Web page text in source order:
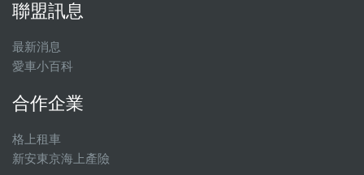
聯盟訊息
最新消息
愛車小百科
合作企業
格上租車
新安東京海上產險